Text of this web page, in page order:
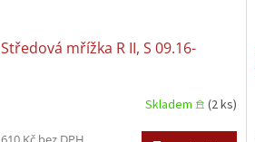
Středová mřížka R II, S 09.16-
Skladem 𖠿 (2 ks)